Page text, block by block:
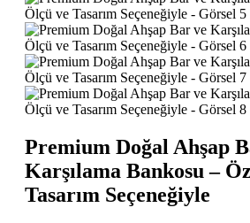
Premium Doğal Ahşap
Karşılama Bankosu –
Tasarım Seçeneğiyle